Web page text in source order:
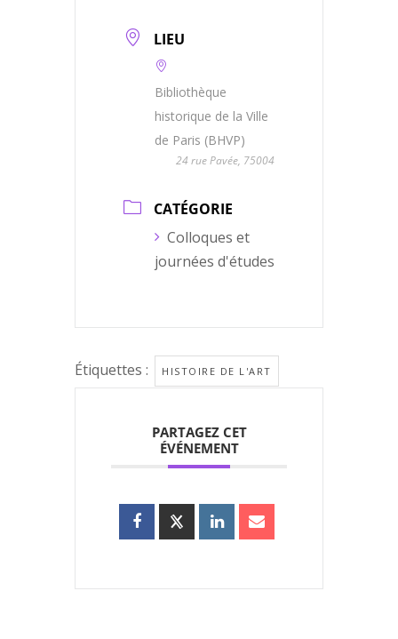
LIEU
Bibliothèque
historique de la Ville
de Paris (BHVP)
24 rue Pavée, 75004
CATÉGORIE
Colloques et
journées d'études
Étiquettes : HISTOIRE DE L'ART
PARTAGEZ CET
ÉVÉNEMENT